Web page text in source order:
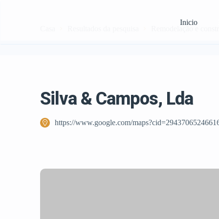
Inicio
Remodelação e
Silva & Campos, Lda
https://www.google.com/